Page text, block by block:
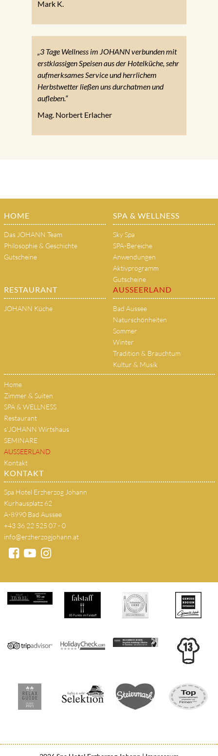
Mark K.
„3 Tage Wellness im JOHANN verbunden mit
erstklassigen Speisen aus der Hotelküche, sehr
aufmerksames Service und herrlichem
Herbstwetter ließen uns durchatmen und
aufleben.“
Mag. Norbert Erlacher
HOME
Das JOHANN Team
Philosophie & Geschichte
Gutscheine
SPA & WELLNESS
Sky Spa
SPA-Bereiche
Anwendungen
Aktivprogramm
Gutscheine
RESTAURANT
JOHANN Küche
AUSSEERLAND
Bad Aussee
Naturschönheiten
Sommer
Winter
Tradition & Brauchtum
Kultur & Musik
Home
Zimmer & Suiten
SPA & WELLNESS
Restaurant
s'JOHANN Wirtshaus
SEMINARE
AUSSEERLAND
Kontakt
KONTAKT
Spa Hotel Erzherzog Johann
Kurhausplatz 62
A-8990 Bad Aussee
+43 36 22 525 07 - 0
info@erzherzogjohann.at